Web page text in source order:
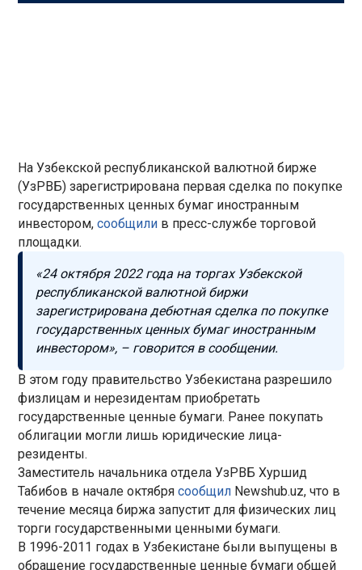
На Узбекской республиканской валютной бирже
(УзРВБ) зарегистрирована первая сделка по покупке
государственных ценных бумаг иностранным
инвестором,сообщили в пресс-службе торговой
площадки.
«24 октября 2022 года на торгах Узбекской
республиканской валютной биржи
зарегистрирована дебютная сделка по покупке
государственных ценных бумаг иностранным
инвестором», – говорится в сообщении.
В этом году правительство Узбекистана разрешило
физлицам и нерезидентам приобретать
государственные ценные бумаги. Ранее покупать
облигации могли лишь юридические лица-
резиденты.
Заместитель начальника отдела УзРВБ Хуршид
Табибов в начале октябрясообщил Newshub.uz, что в
течение месяца биржа запустит для физических лиц
торги государственными ценными бумаги.
В 1996-2011 годах в Узбекистане были выпущены в
обращение государственные ценные бумаги общей